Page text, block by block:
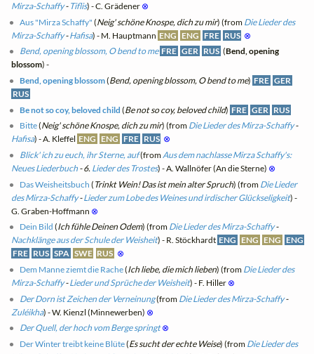
Mirza-Schaffy- Tiflis) - C. Grädener ⊗
Aus "Mirza Schaffy" (Neig' schöne Knospe, dich zu mir) (from Die Lieder des
Mirza-Schaffy-Hafisa) - M. Hauptmann ENG ENG FRE RUS ⊗
Bend, opening blossom, O bend to me FRE GER RUS (Bend, opening
blossom) -
Bend, opening blossom(Bend, opening blossom, O bend to me) FRE GER
RUS
Be not so coy, beloved child (Be not so coy, beloved child) FRE GER RUS
Bitte(Neig' schöne Knospe, dich zu mir) (from Die Lieder des Mirza-Schaffy-
Hafisa) - A. Kleffel ENG ENG FRE RUS ⊗
Blick' ich zu euch, ihr Sterne, auf(fromAus dem nachlasse Mirza Schaffy's:
Neues Liederbuch - 6. Lieder des Trostes) - A. Wallnöfer (An die Sterne) ⊗
Das Weisheitsbuch ( Trinkt Wein! Das ist mein alter Spruch) (from Die Lieder
des Mirza-Schaffy-Lieder zum Lobe des Weines und irdischer Glückseligkeit) -
G. Graben-Hoffmann ⊗
Dein Bild (Ich fühle Deinen Odem) (from Die Lieder des Mirza-Schaffy-
Nachklänge aus der Schule der Weisheit) - R. Stöckhardt ENG ENG ENG ENG
FRE RUS SPA SWE RUS ⊗
Dem Manne ziemt die Rache(Ich liebe, die mich lieben) (from Die Lieder des
Mirza-Schaffy-Lieder und Sprüche der Weisheit) - F. Hiller ⊗
Der Dorn ist Zeichen der Verneinung(from Die Lieder des Mirza-Schaffy-
Zuléikha) - W. Kienzl (Minnewerben) ⊗
Der Quell, der hoch vom Berge springt⊗
Der Winter treibt keine Blüte(Es sucht der echte Weise) (from Die Lieder des